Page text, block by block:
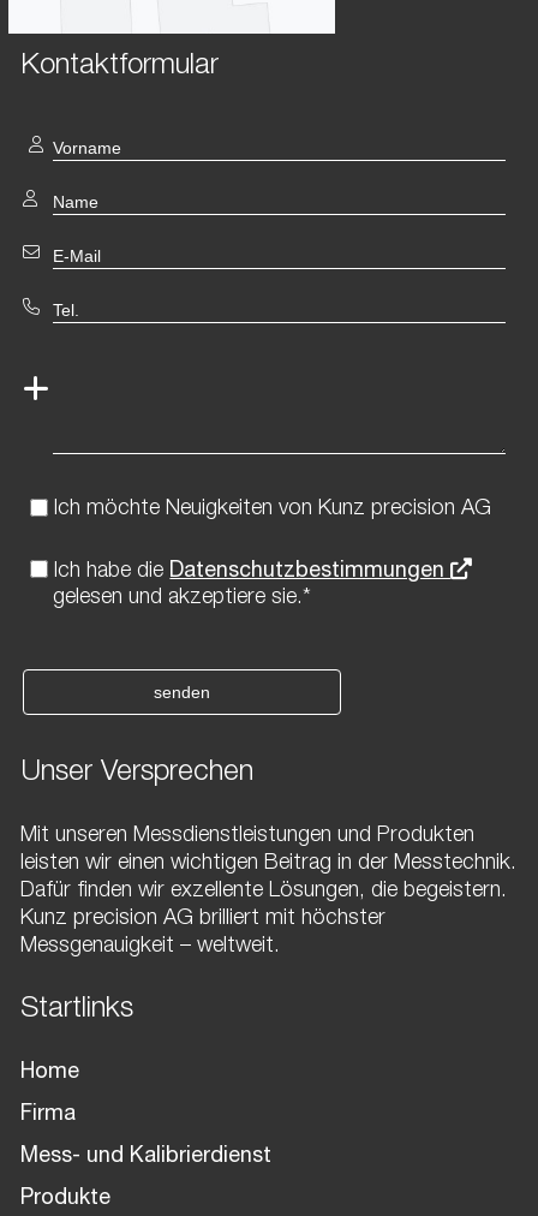
Kontaktformular
Ich möchte Neuigkeiten von Kunz precision AG
Ich habe die Datenschutzbestimmungen
gelesen und akzeptiere sie.*
senden
Unser Versprechen
Mit unseren Messdienstleistungen und Produkten
leisten wir einen wichtigen Beitrag in der Messtechnik.
Dafür finden wir exzellente Lösungen, die begeistern.
Kunz precision AG brilliert mit höchster
Messgenauigkeit – weltweit.
Startlinks
Home
Firma
Mess- und Kalibrierdienst
Produkte